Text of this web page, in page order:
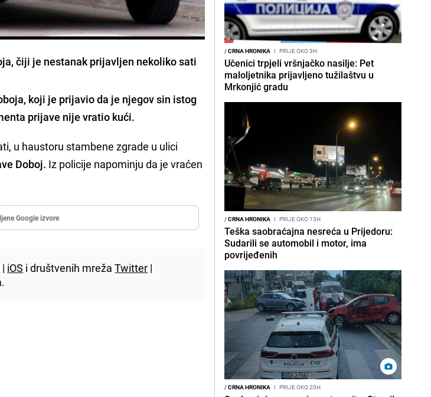
čiji je nestanak prijavljen nekoliko sati
, koji je prijavio da je njegov sin istog
prijave nije vratio kući.
u haustoru stambene zgrade u ulici
Doboj. Iz policije napominju da je vraćen
Google izvore
| iOS i društvenih mrežaTwitter |
/CRNA HRONIKA I PRIJE OKO 3H
Učenici trpjeli vršnjačko nasilje: Pet
maloljetnika prijavljeno tužilaštvu u
Mrkonjić gradu
/CRNA HRONIKA I PRIJE OKO 13H
Teška saobraćajna nesreća u Prijedoru:
Sudarili se automobil i motor, ima
povrijeđenih
/CRNA HRONIKA I PRIJE OKO 20H